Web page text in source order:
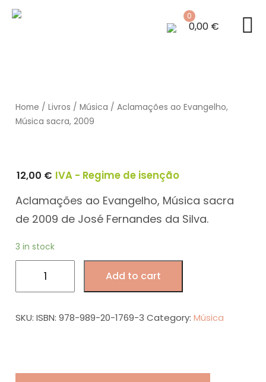
0
0,00 €
Home /Livros /Música / Aclamações ao Evangelho,
Música sacra, 2009
12,00 € IVA - Regime de isenção
Aclamações ao Evangelho, Música sacra
de 2009 de José Fernandes da Silva.
3 in stock
Música
Add to cart
SKU:ISBN: 978-989-20-1769-3 Category:Música